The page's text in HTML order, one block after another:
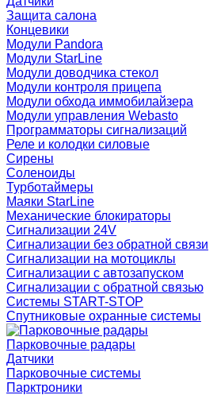
Защита салона
Концевики
Модули Pandora
Модули StarLine
Модули доводчика стекол
Модули контроля прицепа
Модули обхода иммобилайзера
Модули управления Webasto
Программаторы сигнализаций
Реле и колодки силовые
Сирены
Соленоиды
Турботаймеры
Маяки StarLine
Механические блокираторы
Сигнализации 24V
Сигнализации без обратной связи
Сигнализации на мотоциклы
Сигнализации с автозапуском
Сигнализации с обратной связью
Системы START-STOP
Спутниковые охранные системы
Парковочные радары
Датчики
Парковочные системы
Парктроники